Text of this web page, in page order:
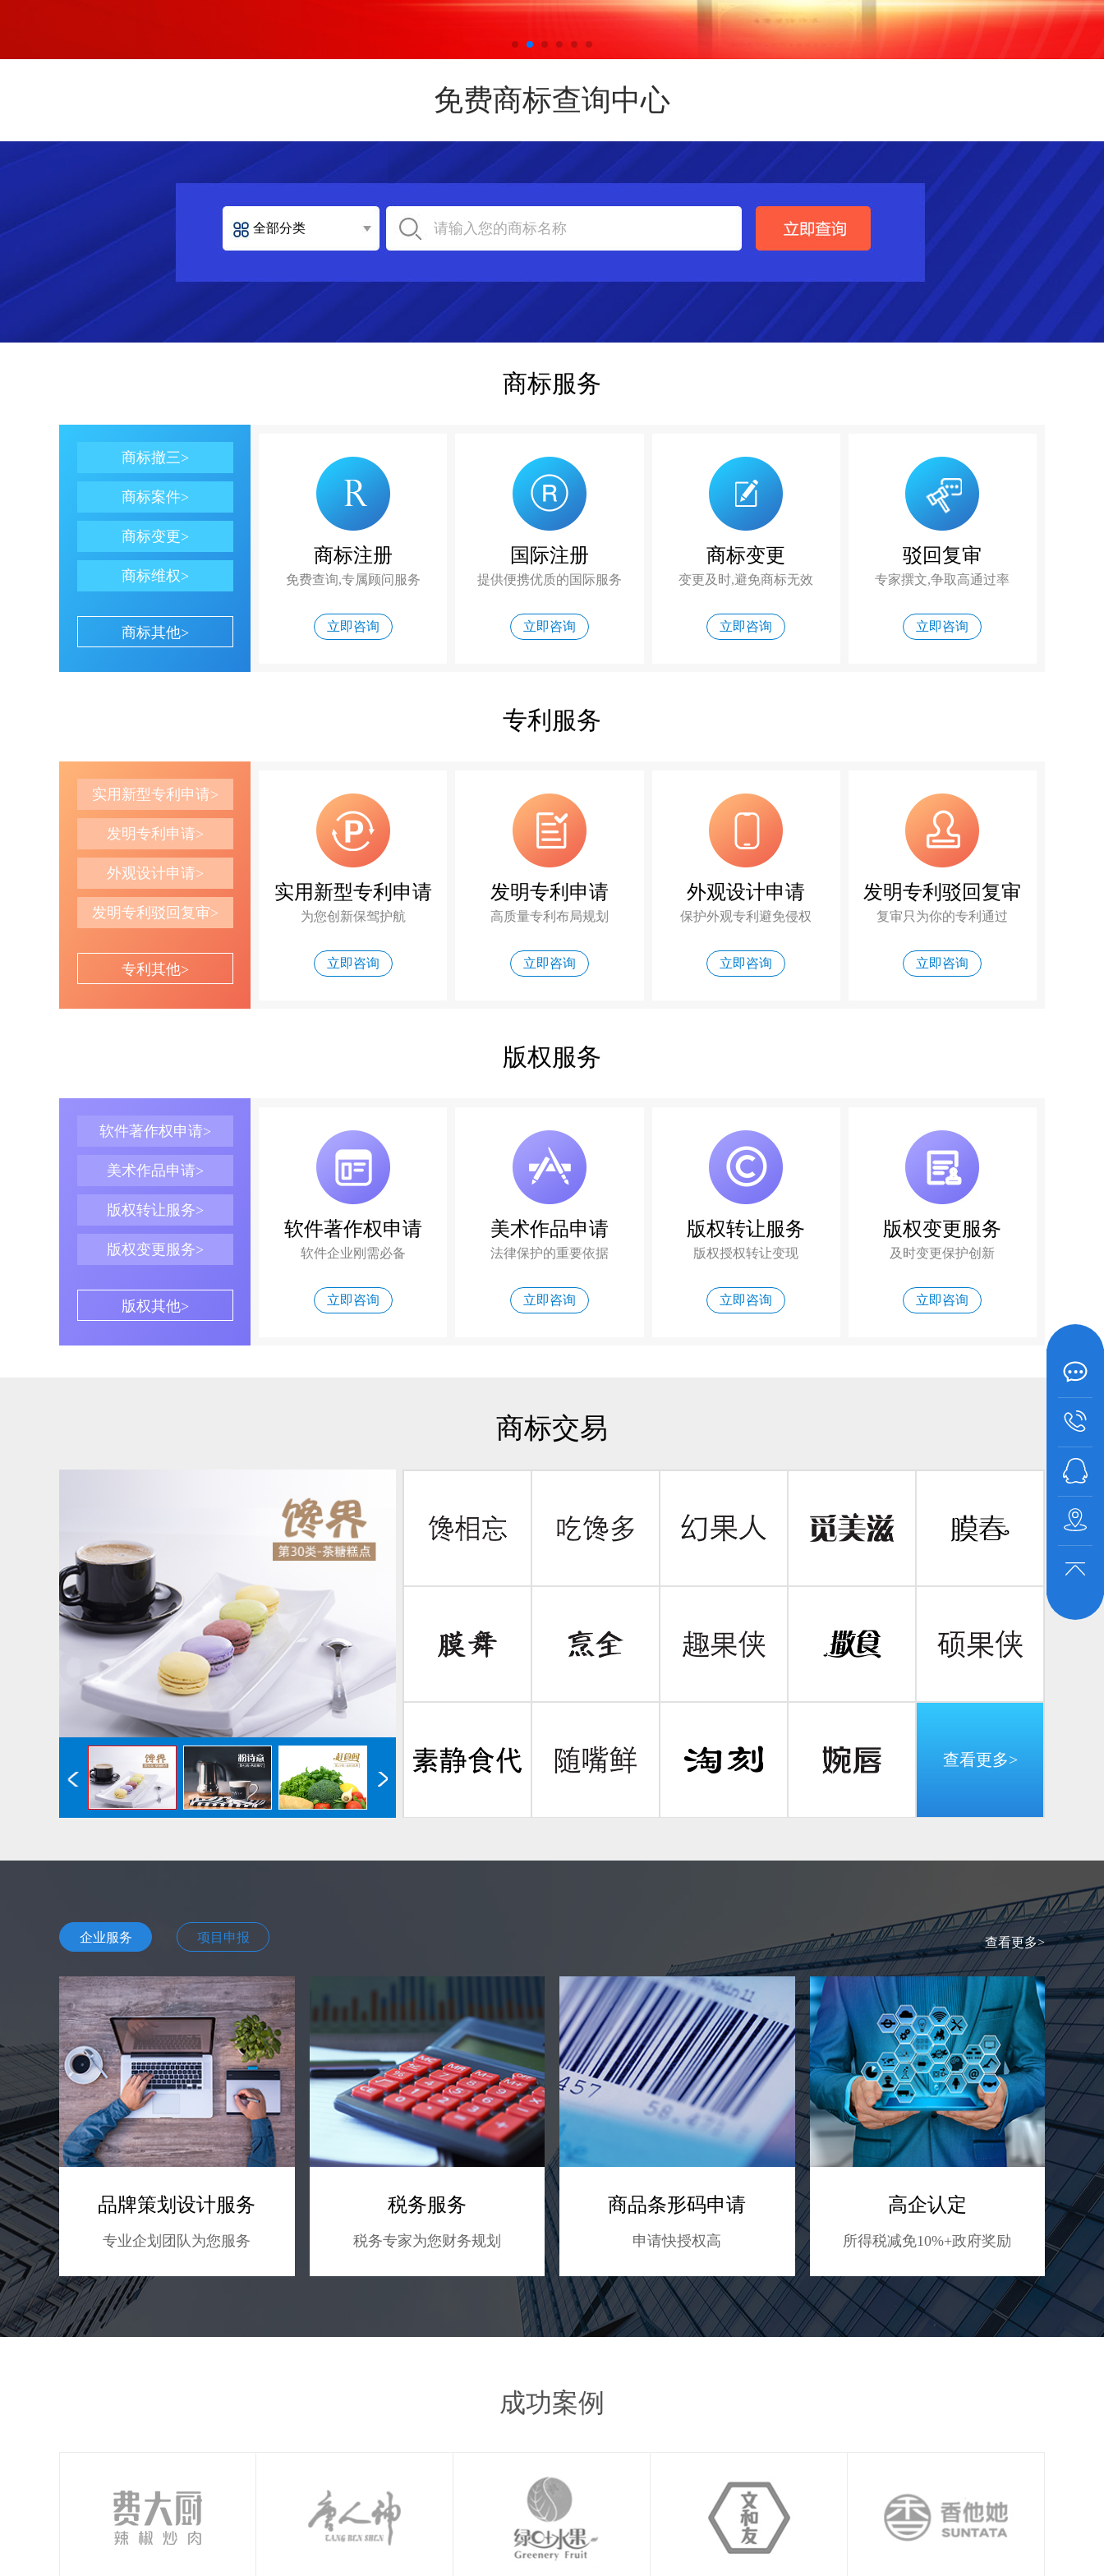
免费商标查询中心
商标服务
商标撤三>
商标案件>
商标变更>
商标维权>
商标其他>
商标注册
免费查询,专属顾问服务
立即咨询
国际注册
提供便携优质的国际服务
立即咨询
商标变更
变更及时,避免商标无效
立即咨询
驳回复审
专家撰文,争取高通过率
立即咨询
专利服务
实用新型专利申请>
发明专利申请>
外观设计申请>
发明专利驳回复审>
专利其他>
实用新型专利申请
为您创新保驾护航
立即咨询
发明专利申请
高质量专利布局规划
立即咨询
外观设计申请
保护外观专利避免侵权
立即咨询
发明专利驳回复审
复审只为你的专利通过
立即咨询
版权服务
软件著作权申请>
美术作品申请>
版权转让服务>
版权变更服务>
版权其他>
软件著作权申请
软件企业刚需必备
立即咨询
美术作品申请
法律保护的重要依据
立即咨询
版权转让服务
版权授权转让变现
立即咨询
版权变更服务
及时变更保护创新
立即咨询
商标交易
查看更多>
企业服务 项目申报 查看更多>
品牌策划设计服务
专业企划团队为您服务
税务服务
税务专家为您财务规划
商品条形码申请
申请快授权高
高企认定
所得税减免10%+政府奖励
成功案例
咨询热
长沙市
380号